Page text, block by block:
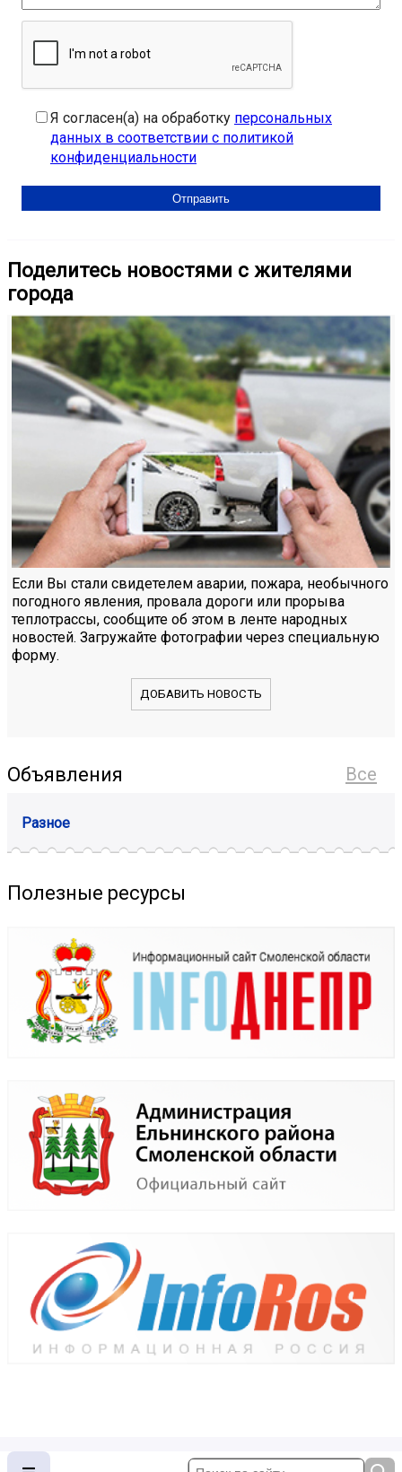
Я согласен(а) на обработку персональных
данных в соответствии с политикой
конфиденциальности
Поделитесь новостями с жителями
города
Если Вы стали свидетелем аварии, пожара, необычного
погодного явления, провала дороги или прорыва
теплотрассы, сообщите об этом в ленте народных
новостей. Загружайте фотографии через специальную
форму.
ДОБАВИТЬ НОВОСТЬ
Все
Объявления
Разное
Полезные ресурсы